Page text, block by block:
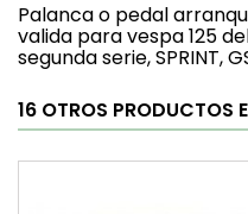
Palanca o pedal
valida para vespa 125
segunda serie, SPRINT,
16 OTROS PRODUCTOS